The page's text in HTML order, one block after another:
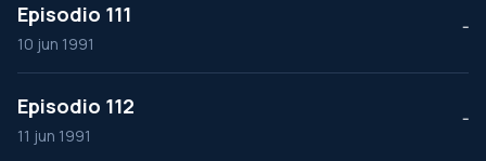
Episodio 111
10 jun 1991
--
Episodio 112
11 jun 1991
--